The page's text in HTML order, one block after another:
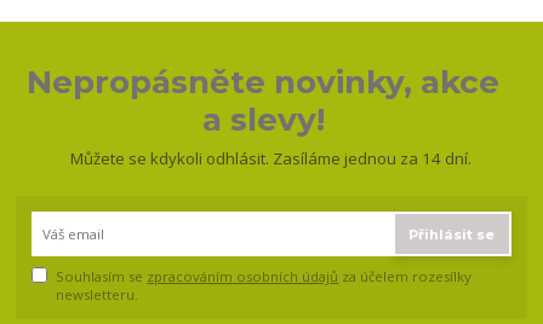
Nepropásněte novinky, akce
a slevy!
Můžete se kdykoli odhlásit. Zasíláme jednou za 14 dní.
Přihlásit se
Souhlasím se zpracováním osobních údajů za účelem rozesílky
newsletteru.